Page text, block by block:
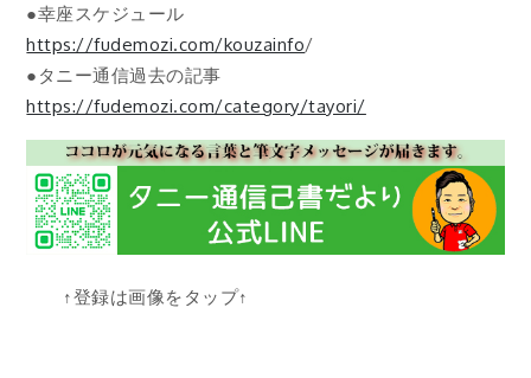
●幸座スケジュール
https://fudemozi.com/kouzainfo/
●タニー通信過去の記事
https://fudemozi.com/category/tayori/
↑登録は画像をタップ↑